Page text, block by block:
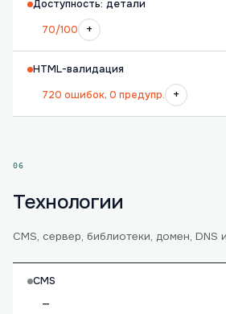
Доступность: детали
70/100
+
HTML-валидация
720 ошибок, 0 предупр.
+
06
Технологии
CMS, сервер, библиотеки, домен, DNS
CMS
—